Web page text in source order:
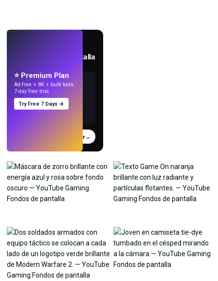
Crea fondos de pantalla
Probar→
⭐ Premium Plan
Ad-free + 8K + bulk tools.
7-day free trial.
Try Free 7 Days →